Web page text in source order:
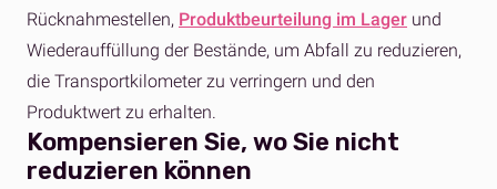
Rücknahmestellen, Produktbeurteilung im Lager und
Wiederauffüllung der Bestände, um Abfall zu reduzieren,
die Transportkilometer zu verringern und den
Produktwert zu erhalten.
Kompensieren Sie, wo Sie nicht
reduzieren können